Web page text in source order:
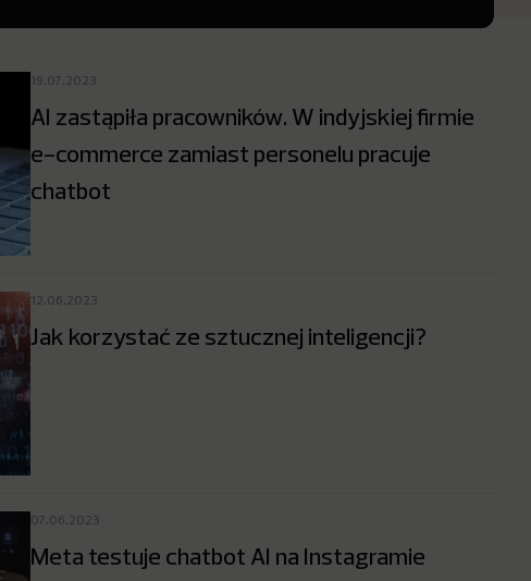
19.07.2023
AI zastąpiła pracowników. W indyjskiej firmie
e-commerce zamiast personelu pracuje
chatbot
12.06.2023
Jak korzystać ze sztucznej inteligencji?
07.06.2023
Meta testuje chatbot AI na Instagramie